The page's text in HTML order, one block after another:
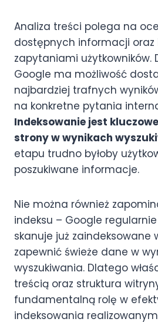
Analiza treści polega na
dostępnych informacji oraz
zapytaniami użytkowników.
Google ma możliwość
najbardziej trafnych
na konkretne pytania
Indeksowanie jest
strony w wynikach
etapu trudno byłoby
poszukiwane informacje.
Nie można również
indeksu – Google
skanuje już zaindeksowane
zapewnić świeże dane w
wyszukiwania. Dlatego
treścią oraz struktura
fundamentalną rolę w
indeksowania